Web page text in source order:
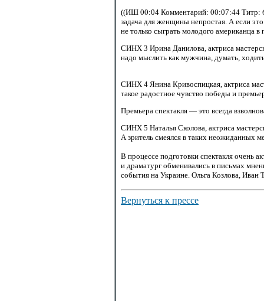
((ИШ 00:04 Комментарий: 00:07:44 Титр:
задача для женщины непростая. А если
не только сыграть молодого американца
СИНХ 3 Ирина Данилова, актриса
надо мыслить как мужчина, думать,
СИНХ 4 Янина Кривоспицкая, актриса
такое радостное чувство победы и
Премьера спектакля — это всегда
СИНХ 5 Наталья Сколова, актриса
А зритель смеялся в таких неожиданных
В процессе подготовки спектакля очень
и драматург обменивались в письмах
события на Украине. Ольга Козлова,
Вернуться к прессе